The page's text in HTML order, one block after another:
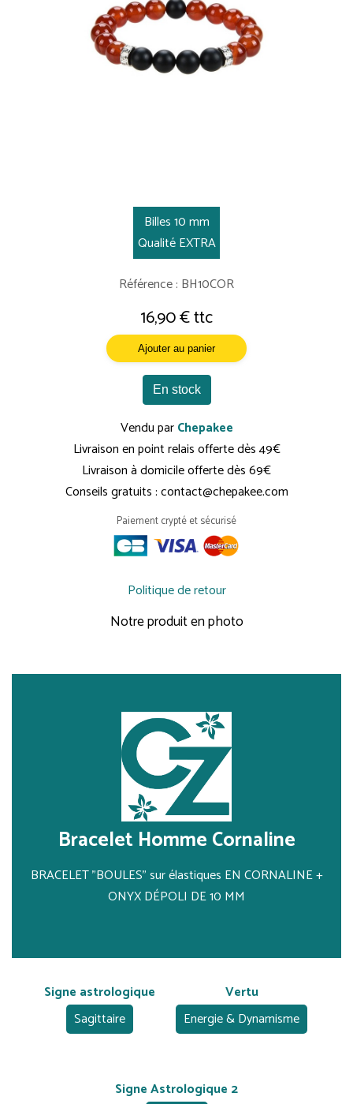
Billes 10 mm
Qualité EXTRA
Référence : BH10COR
16,90 € ttc
Ajouter au panier
En stock
Vendu parChepakee
Livraison en point relais offerte dès 49€
Livraison à domicile offerte dès 69€
Conseils gratuits : contact@chepakee.com
Paiement crypté et sécurisé
Politique de retour
Notre produit en photo
Bracelet Homme Cornaline
BRACELET "BOULES" sur élastiques EN CORNALINE +
ONYX DÉPOLI DE 10 MM
Signe astrologique
Sagittaire
Vertu
Energie & Dynamisme
Signe Astrologique 2